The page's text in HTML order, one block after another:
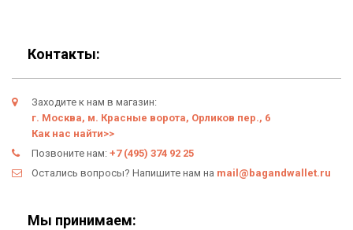
Контакты:
Заходите к нам в магазин:
г. Москва, м. Красные ворота, Орликов пер., 6
Как нас найти>>
Позвоните нам: +7 (495) 374 92 25
Остались вопросы? Напишите нам на mail@bagandwallet.ru
Мы принимаем: